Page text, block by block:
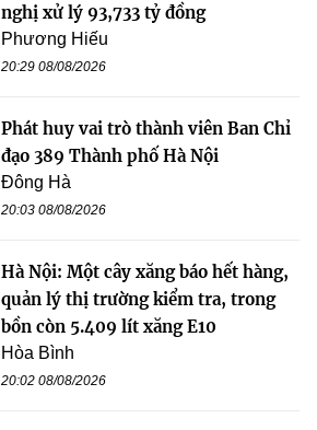
nghị xử lý 93,733 tỷ đồng
Phương Hiếu
20:29 08/08/2026
Phát huy vai trò thành viên Ban Chỉ
đạo 389 Thành phố Hà Nội
Đông Hà
20:03 08/08/2026
Hà Nội: Một cây xăng báo hết hàng,
quản lý thị trường kiểm tra, trong
bồn còn 5.409 lít xăng E10
Hòa Bình
20:02 08/08/2026